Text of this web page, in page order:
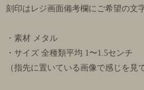
刻印はレジ画面備考欄にご希望の文
・素材 メタル
・サイズ 全種類平均 1〜1.5センチ
（指先に置いている画像で感じを見